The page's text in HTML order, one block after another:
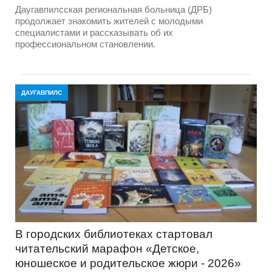
Даугавпилсская региональная больница (ДРБ)
продолжает знакомить жителей с молодыми
специалистами и рассказывать об их
профессиональном становлении.
ДАУГАВПИЛС
В городских библиотеках стартовал
читательский марафон «Детское,
юношеское и родительское жюри - 2026»